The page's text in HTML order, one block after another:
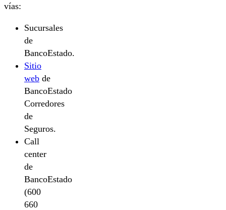
vías:
Sucursales
de
BancoEstado.
Sitio
web de
BancoEstado
Corredores
de
Seguros.
Call
center
de
BancoEstado
(600
660